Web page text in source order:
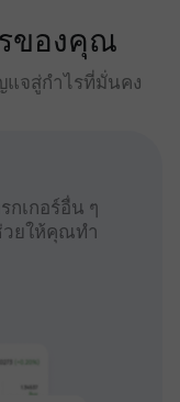
ของคุณ
แจสู่กำไรที่มั่นคง
กเกอร์อื่น ๆ
วยให้คุณทำ